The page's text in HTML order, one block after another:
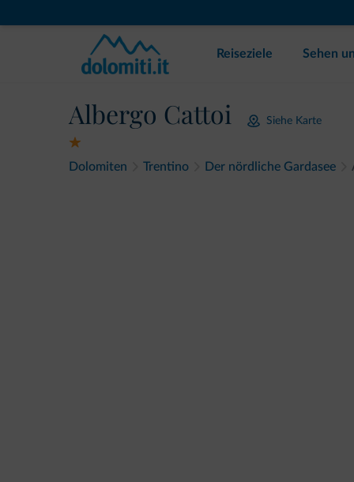
Reiseziele Sehen
Albergo Cattoi Siehe Karte
Dolomiten Trentino Der nördliche Gardasee